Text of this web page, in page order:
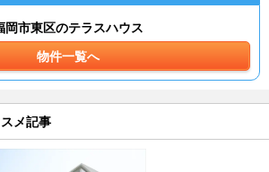
岡市東区のテラスハウス
物件一覧へ
メ記事